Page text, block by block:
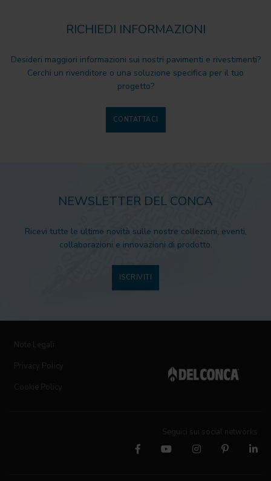
RICHIEDI INFORMAZIONI
Desideri maggiori informazioni sui nostri pavimenti e rivestimenti?
Cerchi un rivenditore o una soluzione specifica per il tuo
progetto?
CONTATTACI
NEWSLETTER DEL CONCA
Ricevi tutte le ultime novità sulle nostre collezioni, eventi,
collaborazioni e innovazioni di prodotto.
ISCRIVITI
Note Legali
Privacy Policy
Cookie Policy
Seguici sui social networks